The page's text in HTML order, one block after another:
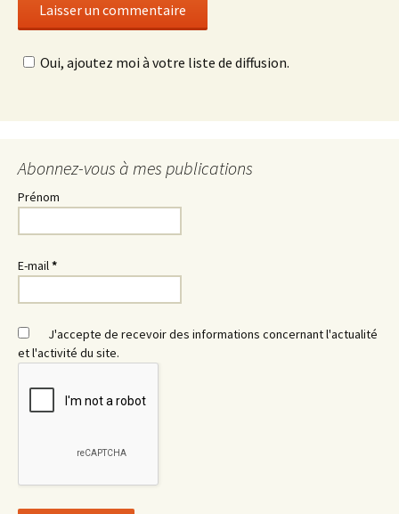
Oui, ajoutez moi à votre liste de diffusion.
Abonnez-vous à mes publications
Prénom
E-mail*
J'accepte de recevoir des informations concernant l'actualité
et l'activité du site.